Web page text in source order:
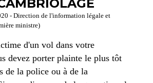
- Direction de l'information légale et
ministre)
d'un vol dans votre
devez porter plainte le plus tôt
de la police ou à de la